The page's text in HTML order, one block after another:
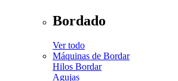
Bordado
Ver todo
Máquinas de Bordar
Hilos Bordar
Agujas